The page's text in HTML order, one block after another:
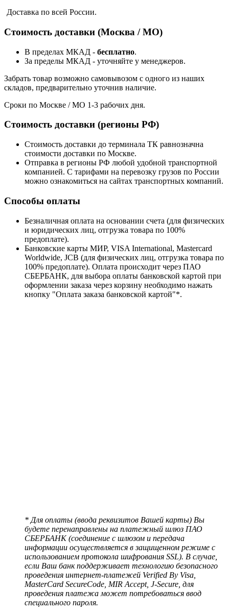
Доставка по всей России.
Стоимость доставки (Москва / МО)
В пределах МКАД - бесплатно.
За пределы МКАД - уточняйте у менеджеров.
Забрать товар возможно самовывозом с одного из наших
складов, предварительно уточнив наличие.
Сроки по Москве / МО 1-3 рабочих дня.
Стоимость доставки (регионы РФ)
Стоимость доставки до терминала ТК равнозначна
стоимости доставки по Москве.
Отправка в регионы РФ любой удобной транспортной
компанией. С тарифами на перевозку грузов по России
можно ознакомиться на сайтах транспортных компаний.
Способы оплаты
Безналичная оплата на основании счета (для физических
и юридических лиц, отгрузка товара по 100%
предоплате).
Банковские карты МИР, VISA International, Mastercard
Worldwide, JCB (для физических лиц, отгрузка товара по
100% предоплате). Оплата происходит через ПАО
СБЕРБАНК, для выбора оплаты банковской картой при
оформлении заказа через корзину необходимо нажать
кнопку "Оплата заказа банковской картой"*.
* Для оплаты (ввода реквизитов Вашей карты) Вы
будете перенаправлены на платежный шлюз ПАО
СБЕРБАНК (соединение с шлюзом и передача
информации осуществляется в защищенном режиме с
использованием протокола шифрования SSL). В случае,
если Ваш банк поддерживает технологию безопасного
проведения интернет-платежей Verified By Visa,
MasterCard SecureCode, MIR Accept, J-Secure, для
проведения платежа может потребоваться ввод
специального пароля.